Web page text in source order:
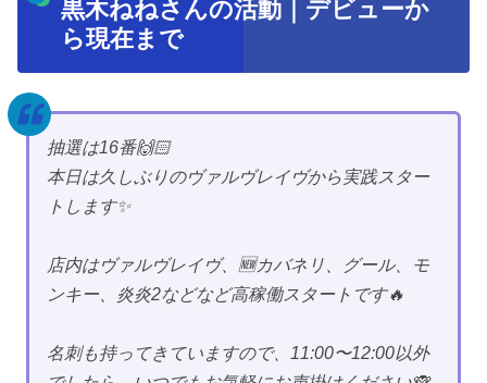
黒木ねねさんの活動｜デビューか
ら現在まで
抽選は16番🙌🏻
本日は久しぶりのヴァルヴレイヴから実践スター
トします✨
店内はヴァルヴレイヴ、🆕カバネリ、グール、モ
ンキー、炎炎2などなど高稼働スタートです🔥
名刺も持ってきていますので、11:00〜12:00以外